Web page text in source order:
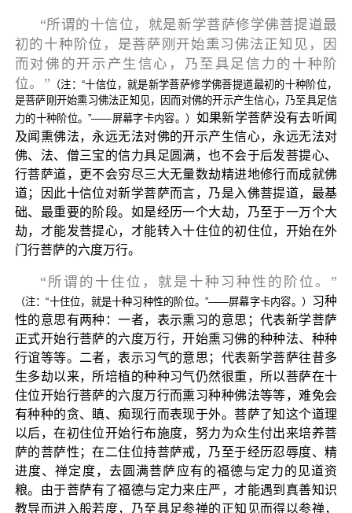
“所谓的十信位，就是新学菩萨修学佛菩提道最
初的十种阶位，是菩萨刚开始熏习佛法正知见，因
而对佛的开示产生信心，乃至具足信力的十种阶
位。” （注：“十信位，就是新学菩萨修学佛菩提道最初的十种阶位，
是菩萨刚开始熏习佛法正知见，因而对佛的开示产生信心，乃至具足信
力的十种阶位。”——屏幕字卡内容。） 如果新学菩萨没有去听闻
及闻熏佛法，永远无法对佛的开示产生信心，永远无法对
佛、法、僧三宝的信力具足圆满，也不会于后发菩提心、
行菩萨道，更不会穷尽三大无量数劫精进地修行而成就佛
道；因此十信位对新学菩萨而言，乃是入佛菩提道，最基
础、最重要的阶段。如是经历一个大劫，乃至于一万个大
劫，才能发菩提心，才能转入十住位的初住位，开始在外
门行菩萨的六度万行。
“所谓的十住位，就是十种习种性的阶位。”
（注：“十住位，就是十种习种性的阶位。”——屏幕字卡内容。） 习种
性的意思有两种：一者，表示熏习的意思；代表新学菩萨
正式开始行菩萨的六度万行，开始熏习佛的种种法、种种
行谊等等。二者，表示习气的意思；代表新学菩萨往昔多
生多劫以来，所培植的种种习气仍然很重，所以菩萨在十
住位开始行菩萨的六度万行而熏习种种佛法等等，难免会
有种种的贪、瞋、痴现行而表现于外。菩萨了知这个道理
以后，在初住位开始行布施度，努力为众生付出来培养菩
萨的菩萨性；在二住位持菩萨戒，乃至于经历忍辱度、精
进度、禅定度，去圆满菩萨应有的福德与定力的见道资
粮。由于菩萨有了福德与定力来庄严，才能遇到真善知识
教导而进入般若度，乃至具足参禅的正知见而得以参禅，